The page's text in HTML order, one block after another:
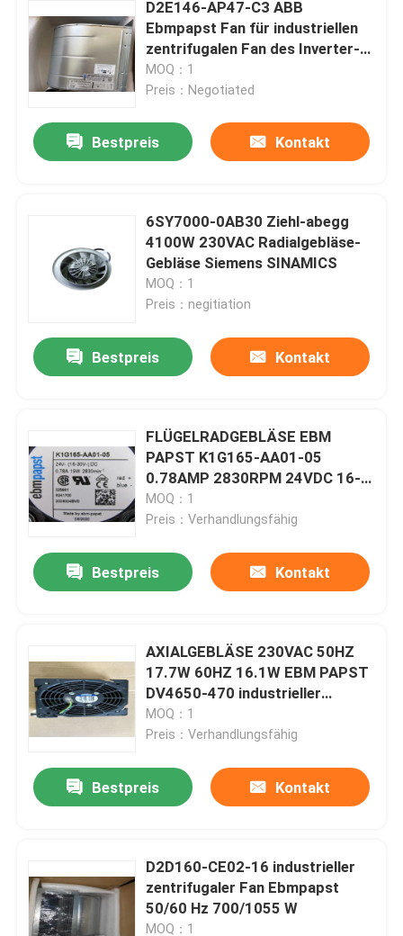
Produkte
Über uns
Fabrik-Ausflug
Treten Sie mit uns in Verbindung
Industrieller Servomotor
Industrielle Servo-Antriebe
Wechselstromservoverstärker
D2E146-AP47-C3 ABB
Ebmpapst Fan für industriellen
zentrifugalen Fan des Inverter-
ACS800
MOQ：1
Preis：Negotiated
Bestpreis Kontakt
6SY7000-0AB30 Ziehl-abegg
4100W 230VAC Radialgebläse-
Gebläse Siemens SINAMICS
MOQ：1
Preis：negitiation
Bestpreis Kontakt
FLÜGELRADGEBLÄSE EBM
PAPST K1G165-AA01-05
0.78AMP 2830RPM 24VDC 16-
30VDC 19W
MOQ：1
Preis：Verhandlungsfähig
Bestpreis Kontakt
AXIALGEBLÄSE 230VAC 50HZ
17.7W 60HZ 16.1W EBM PAPST
DV4650-470 industrieller
zentrifugaler Fan
MOQ：1
Preis：Verhandlungsfähig
Bestpreis Kontakt
D2D160-CE02-16 industrieller
zentrifugaler Fan Ebmpapst
50/60 Hz 700/1055 W
MOQ：1